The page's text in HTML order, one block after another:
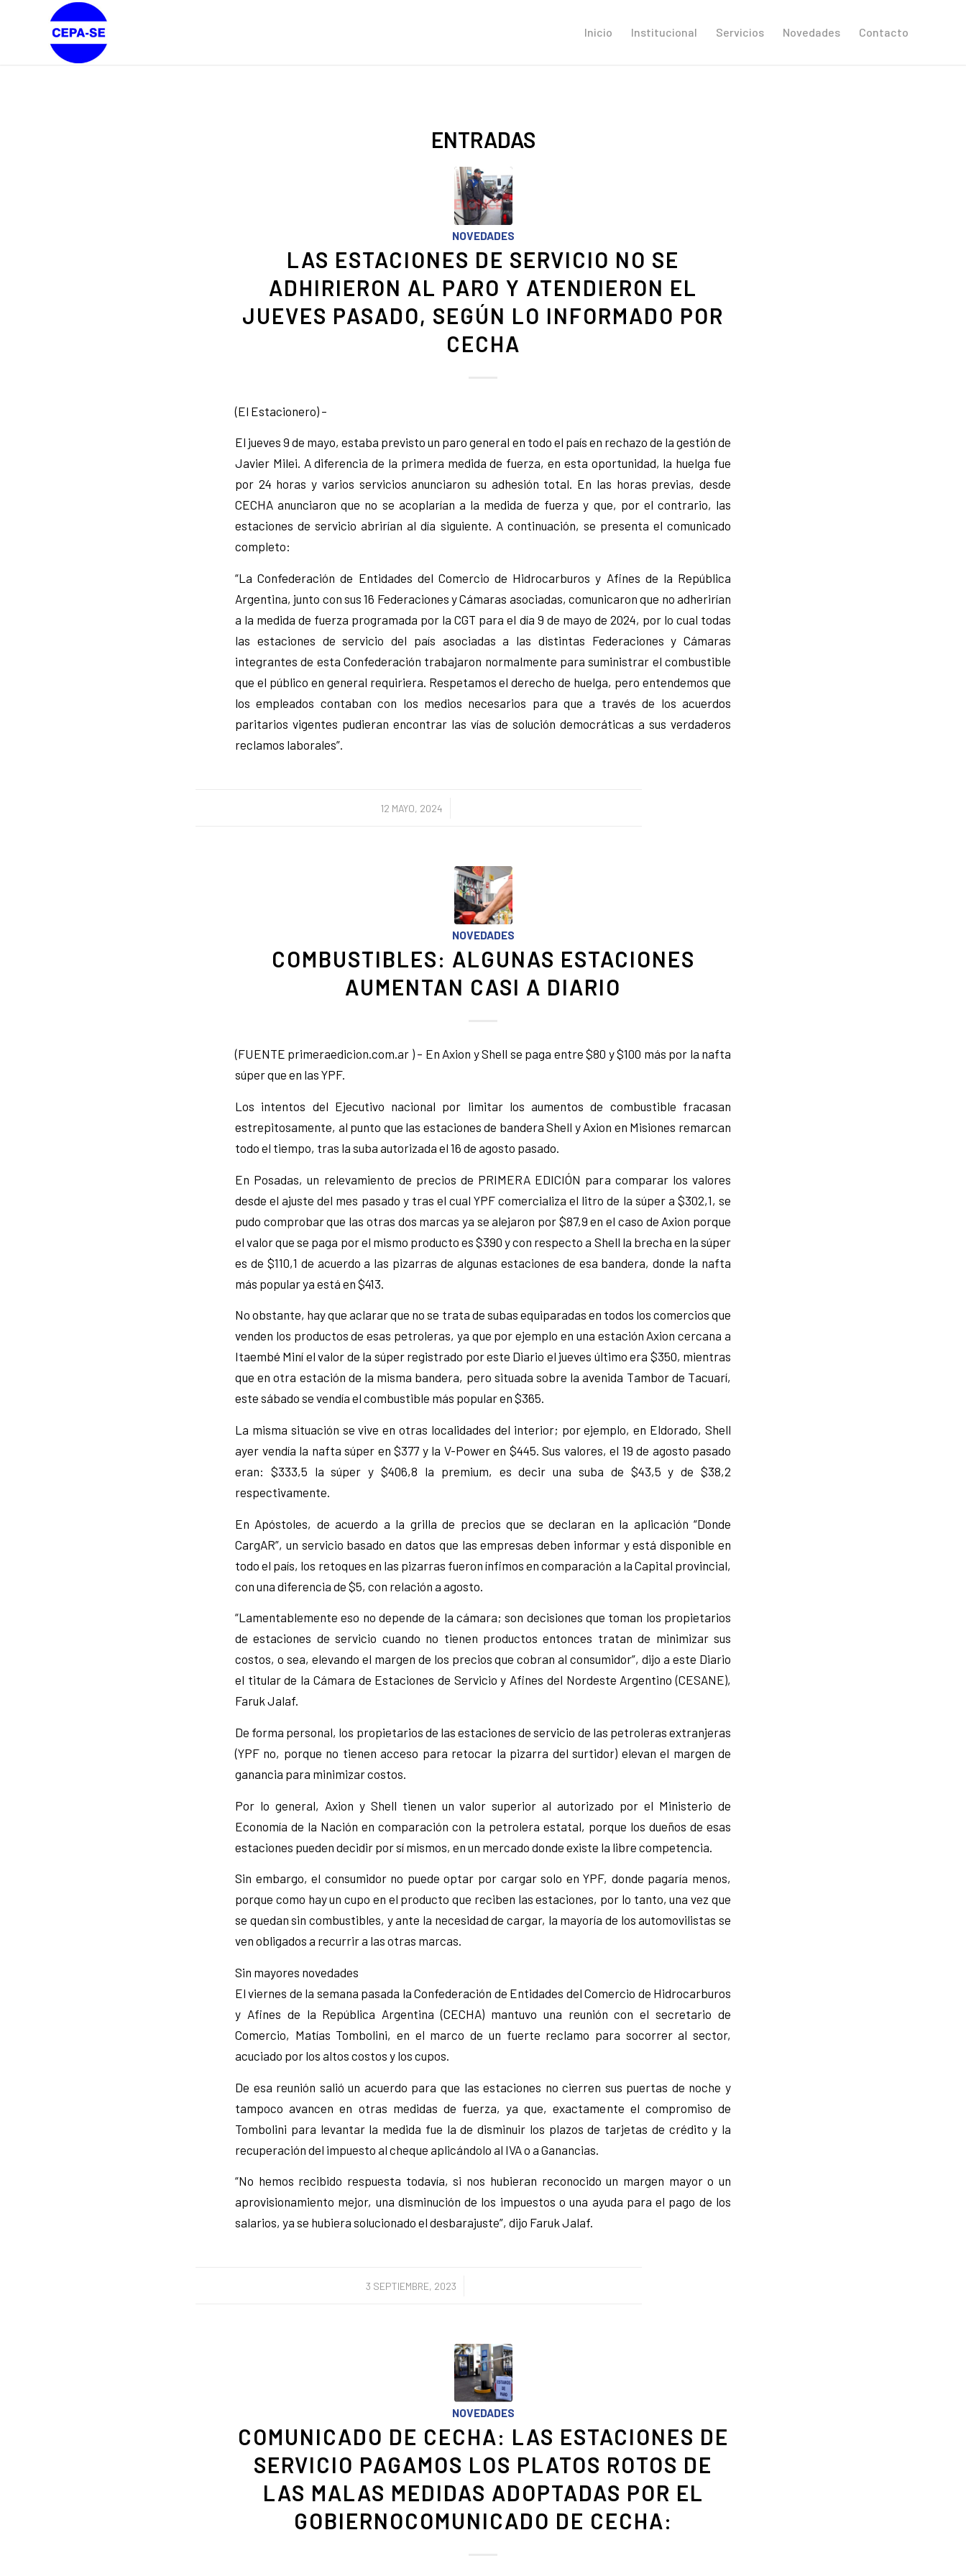
Inicio Institucional Servicios Novedades Contacto
ENTRADAS
NOVEDADES
LAS ESTACIONES DE SERVICIO NO SE
ADHIRIERON AL PARO Y ATENDIERON EL
JUEVES PASADO, SEGÚN LO INFORMADO POR
CECHA
(El Estacionero) –
El jueves 9 de mayo, estaba previsto un paro general en todo el país en rechazo de la gestión de
Javier Milei. A diferencia de la primera medida de fuerza, en esta oportunidad, la huelga fue
por 24 horas y varios servicios anunciaron su adhesión total. En las horas previas, desde
CECHA anunciaron que no se acoplarían a la medida de fuerza y que, por el contrario, las
estaciones de servicio abrirían al día siguiente. A continuación, se presenta el comunicado
completo:
“La Confederación de Entidades del Comercio de Hidrocarburos y Afines de la República
Argentina, junto con sus 16 Federaciones y Cámaras asociadas, comunicaron que no adherirían
a la medida de fuerza programada por la CGT para el día 9 de mayo de 2024, por lo cual todas
las estaciones de servicio del país asociadas a las distintas Federaciones y Cámaras
integrantes de esta Confederación trabajaron normalmente para suministrar el combustible
que el público en general requiriera. Respetamos el derecho de huelga, pero entendemos que
los empleados contaban con los medios necesarios para que a través de los acuerdos
paritarios vigentes pudieran encontrar las vías de solución democráticas a sus verdaderos
reclamos laborales”.
12 MAYO, 2024
/
NOVEDADES
COMBUSTIBLES: ALGUNAS ESTACIONES
AUMENTAN CASI A DIARIO
(FUENTE primeraedicion.com.ar ) – En Axion y Shell se paga entre $80 y $100 más por la nafta
súper que en las YPF.
Los intentos del Ejecutivo nacional por limitar los aumentos de combustible fracasan
estrepitosamente, al punto que las estaciones de bandera Shell y Axion en Misiones remarcan
todo el tiempo, tras la suba autorizada el 16 de agosto pasado.
En Posadas, un relevamiento de precios de PRIMERA EDICIÓN para comparar los valores
desde el ajuste del mes pasado y tras el cual YPF comercializa el litro de la súper a $302,1, se
pudo comprobar que las otras dos marcas ya se alejaron por $87,9 en el caso de Axion porque
el valor que se paga por el mismo producto es $390 y con respecto a Shell la brecha en la súper
es de $110,1 de acuerdo a las pizarras de algunas estaciones de esa bandera, donde la nafta
más popular ya está en $413.
No obstante, hay que aclarar que no se trata de subas equiparadas en todos los comercios que
venden los productos de esas petroleras, ya que por ejemplo en una estación Axion cercana a
Itaembé Miní el valor de la súper registrado por este Diario el jueves último era $350, mientras
que en otra estación de la misma bandera, pero situada sobre la avenida Tambor de Tacuarí,
este sábado se vendía el combustible más popular en $365.
La misma situación se vive en otras localidades del interior; por ejemplo, en Eldorado, Shell
ayer vendía la nafta súper en $377 y la V-Power en $445. Sus valores, el 19 de agosto pasado
eran: $333,5 la súper y $406,8 la premium, es decir una suba de $43,5 y de $38,2
respectivamente.
En Apóstoles, de acuerdo a la grilla de precios que se declaran en la aplicación “Donde
CargAR”, un servicio basado en datos que las empresas deben informar y está disponible en
todo el país, los retoques en las pizarras fueron ínfimos en comparación a la Capital provincial,
con una diferencia de $5, con relación a agosto.
“Lamentablemente eso no depende de la cámara; son decisiones que toman los propietarios
de estaciones de servicio cuando no tienen productos entonces tratan de minimizar sus
costos, o sea, elevando el margen de los precios que cobran al consumidor”, dijo a este Diario
el titular de la Cámara de Estaciones de Servicio y Afines del Nordeste Argentino (CESANE),
Faruk Jalaf.
De forma personal, los propietarios de las estaciones de servicio de las petroleras extranjeras
(YPF no, porque no tienen acceso para retocar la pizarra del surtidor) elevan el margen de
ganancia para minimizar costos.
Por lo general, Axion y Shell tienen un valor superior al autorizado por el Ministerio de
Economía de la Nación en comparación con la petrolera estatal, porque los dueños de esas
estaciones pueden decidir por sí mismos, en un mercado donde existe la libre competencia.
Sin embargo, el consumidor no puede optar por cargar solo en YPF, donde pagaría menos,
porque como hay un cupo en el producto que reciben las estaciones, por lo tanto, una vez que
se quedan sin combustibles, y ante la necesidad de cargar, la mayoría de los automovilistas se
ven obligados a recurrir a las otras marcas.
Sin mayores novedades
El viernes de la semana pasada la Confederación de Entidades del Comercio de Hidrocarburos
y Afines de la República Argentina (CECHA) mantuvo una reunión con el secretario de
Comercio, Matías Tombolini, en el marco de un fuerte reclamo para socorrer al sector,
acuciado por los altos costos y los cupos.
De esa reunión salió un acuerdo para que las estaciones no cierren sus puertas de noche y
tampoco avancen en otras medidas de fuerza, ya que, exactamente el compromiso de
Tombolini para levantar la medida fue la de disminuir los plazos de tarjetas de crédito y la
recuperación del impuesto al cheque aplicándolo al IVA o a Ganancias.
“No hemos recibido respuesta todavía, si nos hubieran reconocido un margen mayor o un
aprovisionamiento mejor, una disminución de los impuestos o una ayuda para el pago de los
salarios, ya se hubiera solucionado el desbarajuste”, dijo Faruk Jalaf.
3 SEPTIEMBRE, 2023
/
NOVEDADES
COMUNICADO DE CECHA: LAS ESTACIONES DE
SERVICIO PAGAMOS LOS PLATOS ROTOS DE
LAS MALAS MEDIDAS ADOPTADAS POR EL
GOBIERNOCOMUNICADO DE CECHA: